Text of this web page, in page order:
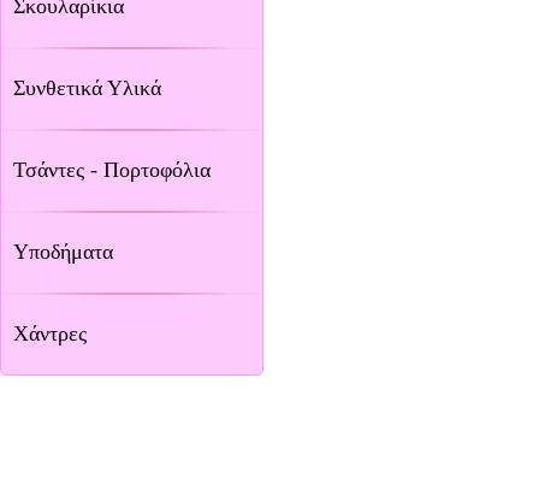
Σκουλαρίκια
Συνθετικά Υλικά
Τσάντες - Πορτοφόλια
Υποδήματα
Χάντρες